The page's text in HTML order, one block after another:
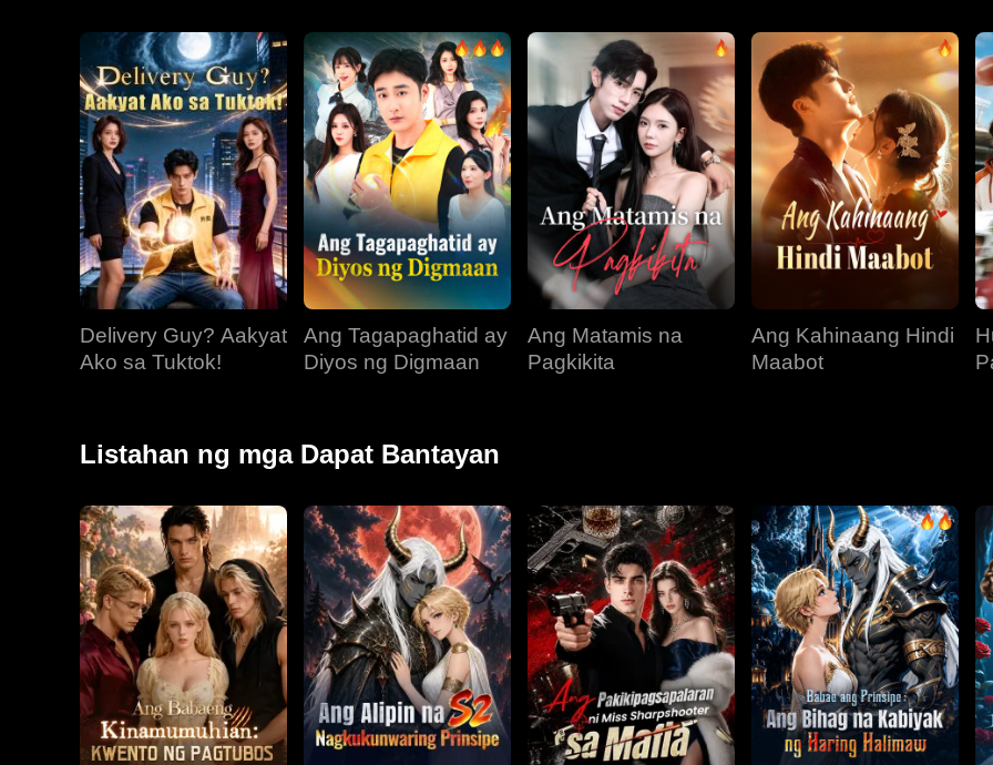
Delivery Guy? Aakyat
Ako sa Tuktok!
Ang Tagapaghatid ay
Diyos ng Digmaan
Ang Matamis na
Pagkikita
Ang Kahinaang Hindi
Maabot
Listahan ng mga Dapat Bantayan